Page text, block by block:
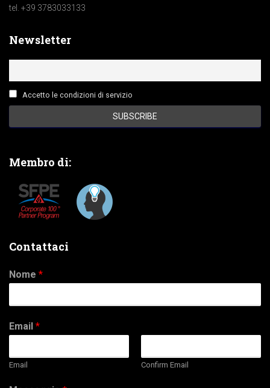
tel. +39 3783033133
Newsletter
Accetto le condizioni di servizio
Membro di:
Contattaci
Nome *
Email *
Email Confirm Email